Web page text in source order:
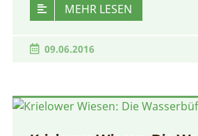
09.06.2016
MEHR LESEN